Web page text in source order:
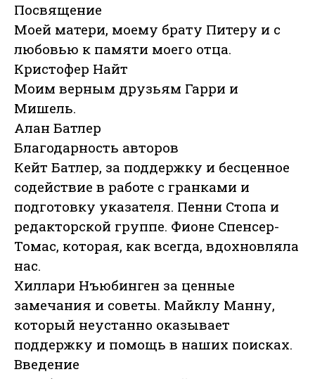
Посвящение
Моей матери, моему брату Питеру и с
любовью к памяти моего отца.
Кристофер Найт
Моим верным друзьям Гарри и
Мишель.
Алан Батлер
Благодарность авторов
Кейт Батлер, за поддержку и бесценное
содействие в работе с гранками и
подготовку указателя. Пенни Стопа и
редакторской группе. Фионе Спенсер-
Томас, которая, как всегда, вдохновляла
нас.
Хиллари Нъюбинген за ценные
замечания и советы. Майклу Манну,
который неустанно оказывает
поддержку и помощь в наших поисках.
Введение